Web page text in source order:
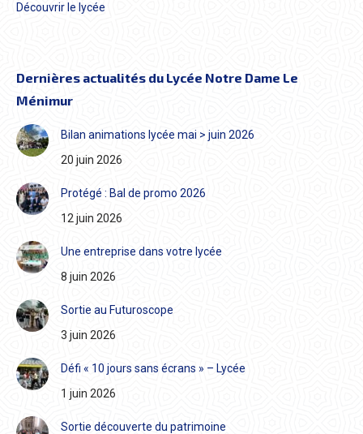
Découvrir le lycée
Dernières actualités du Lycée Notre Dame Le
Ménimur
Bilan animations lycée mai > juin 2026
20 juin 2026
Protégé : Bal de promo 2026
12 juin 2026
Une entreprise dans votre lycée
8 juin 2026
Sortie au Futuroscope
3 juin 2026
Défi « 10 jours sans écrans » – Lycée
1 juin 2026
Sortie découverte du patrimoine